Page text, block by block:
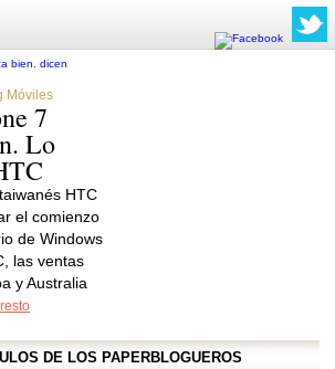
Móviles
7
Lo
HTC
el comienzo
de Windows
las ventas
y Australia
DE LOS PAPERBLOGUEROS